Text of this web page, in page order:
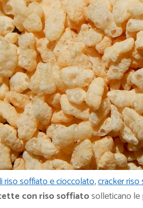
riso soffiato e cioccolato,cracker riso
con riso soffiatosolleticano le